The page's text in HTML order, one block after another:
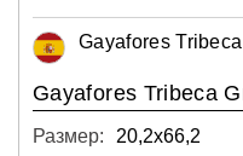
Gayafores Tribeca
Gayafores Tribeca
Размер:
20,2х66,2